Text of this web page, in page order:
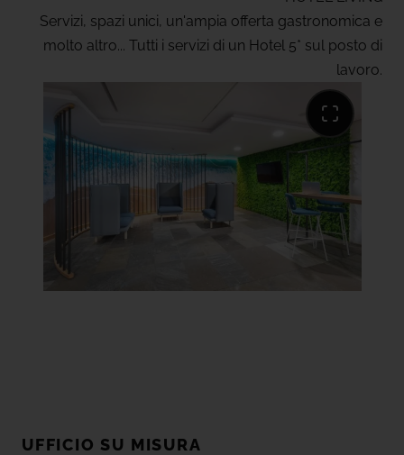
Servizi, spazi unici, un'ampia offerta gastronomica e
molto altro... Tutti i servizi di un Hotel 5* sul posto di
lavoro.
UFFICIO SU MISURA